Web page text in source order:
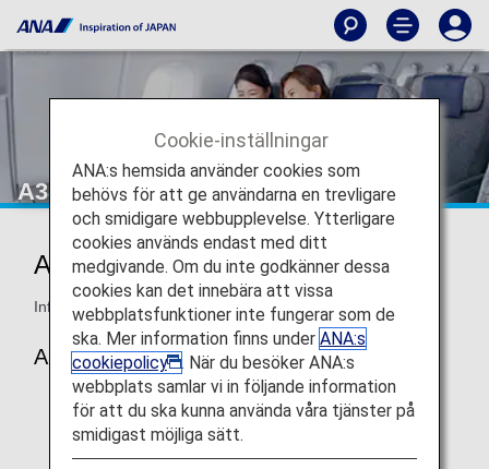
A380 - Ekonomiklass
ANA Ekonomiklass
Information om ANA:s platser i Ekonomiklass på A380.
A380
Cookie-inställningar
ANA:s hemsida använder cookies som
behövs för att ge användarna en trevligare
och smidigare webbupplevelse. Ytterligare
cookies används endast med ditt
medgivande. Om du inte godkänner dessa
cookies kan det innebära att vissa
webbplatsfunktioner inte fungerar som de
ska. Mer information finns under ANA:s
cookiepolicy
. När du besöker ANA:s
webbplats samlar vi in följande information
för att du ska kunna använda våra tjänster på
smidigast möjliga sätt.